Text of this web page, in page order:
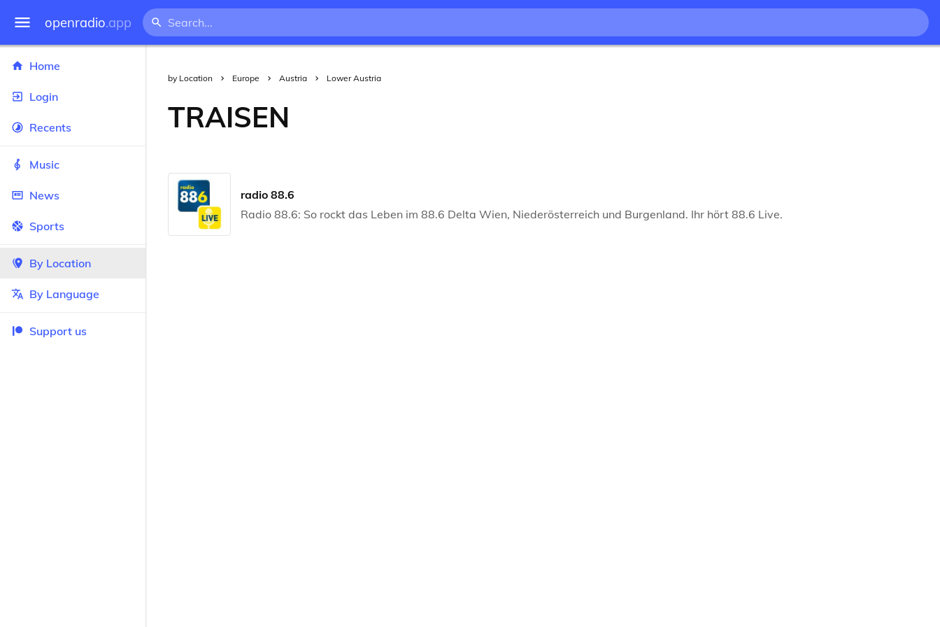
openradio.app
Home
Login
Recents
Music
News
Sports
By Location
By Language
Support us
by Location Europe Austria Lower Austria
TRAISEN
radio 88.6
Radio 88.6: So rockt das Leben im 88.6 Delta Wien, Niederösterreich und Burgenland. Ihr hört 88.6 Live.